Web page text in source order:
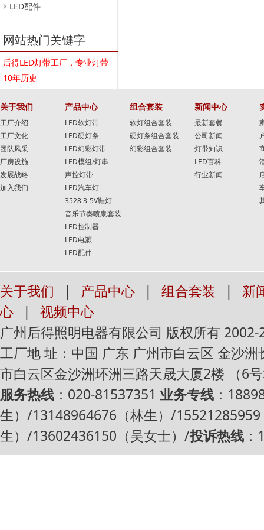
LED配件
网站热门关键字
后得LED灯带工厂，专业灯带
10年历史
关于我们
工厂介绍
工厂文化
团队风采
厂房设施
发展战略
加入我们
产品中心
LED软灯带
LED硬灯条
LED幻彩灯带
LED模组/灯串
声控灯带
LED汽车灯
3528 3-5V鞋灯
音乐节奏喷泉套装
LED控制器
LED电源
LED配件
组合套装
软灯组合套装
硬灯条组合套装
幻彩组合套装
新闻中心
最新套餐
公司新闻
灯带知识
LED百科
行业新闻
关于我们 | 产品中心 | 组合套装 |
新
心
|
视频中心
广州后得照明电器有限公司 版权所有
工厂地 址：中国 广东 广州市白云区 金沙
市白云区金沙洲环洲三路天晟大厦2楼 （6
服务热线 ：020-81537351 业务专线 ：
生）/13148964676（林生）/
生）/13602436150（吴女士）/投诉热线